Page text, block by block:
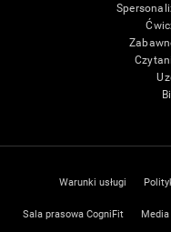
Warunki usługi
Sala prasowa CogniFit